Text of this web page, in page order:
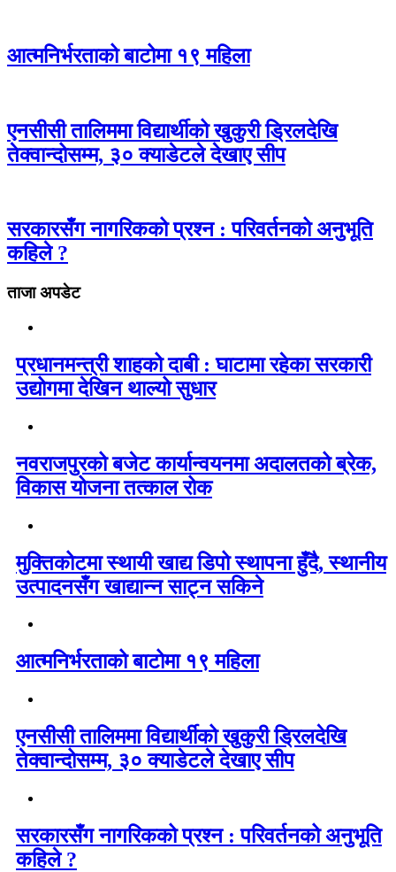
आत्मनिर्भरताको बाटोमा १९ महिला
एनसीसी तालिममा विद्यार्थीको खुकुरी ड्रिलदेखि
तेक्वान्दोसम्म, ३० क्याडेटले देखाए सीप
सरकारसँग नागरिकको प्रश्न : परिवर्तनको अनुभूति
कहिले ?
ताजा अपडेट
प्रधानमन्त्री शाहको दाबी : घाटामा रहेका सरकारी
उद्योगमा देखिन थाल्यो सुधार
नवराजपुरको बजेट कार्यान्वयनमा अदालतको ब्रेक,
विकास योजना तत्काल रोक
मुक्तिकोटमा स्थायी खाद्य डिपो स्थापना हुँदै, स्थानीय
उत्पादनसँग खाद्यान्न साट्न सकिने
आत्मनिर्भरताको बाटोमा १९ महिला
एनसीसी तालिममा विद्यार्थीको खुकुरी ड्रिलदेखि
तेक्वान्दोसम्म, ३० क्याडेटले देखाए सीप
सरकारसँग नागरिकको प्रश्न : परिवर्तनको अनुभूति
कहिले ?